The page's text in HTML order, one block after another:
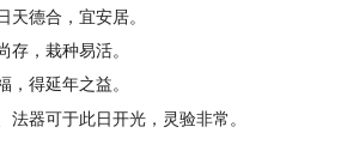
天德合，宜安居。
存，栽种易活。
，得延年之益。
法器可于此日开光，灵验非常。